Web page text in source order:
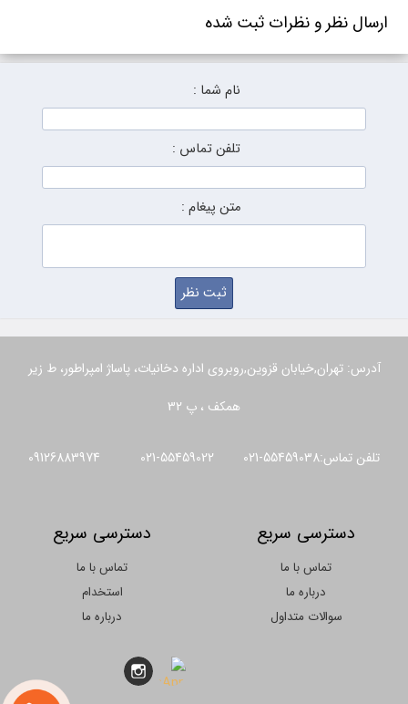
ارسال نظر و نظرات ثبت شده
نام شما :
تلفن تماس :
متن پیغام :
آدرس: تهران,خیابان قزوین,روبروی اداره دخانیات، پاساژ امپراطور، ط زیر
همکف ، پ 32
تلفن تماس:55459038-021 55459022-021 09126883974
دسترسی سریع
تماس با ما
درباره ما
سوالات متداول
دسترسی سریع
تماس با ما
استخدام
درباره ما